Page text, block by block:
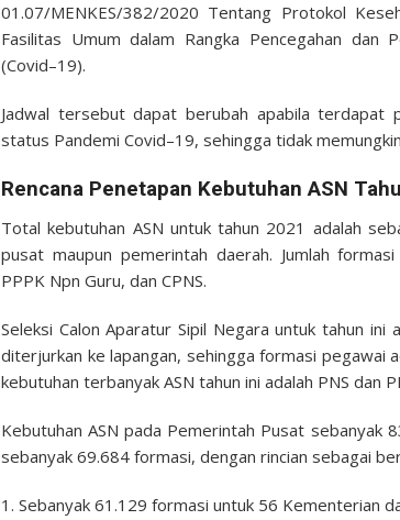
01.07/MENKES/382/2020 Tentang Protokol
Fasilitas Umumdalam Rangka Pencegahan dan
(Covid–19).
Jadwal tersebutdapat berubah apabilaterdapat
status Pandemi Covid–19, sehingga tidak
Rencana Penetapan Kebutuhan ASN
Total kebutuhan ASN untuk tahun 2021 adalah
pusat maupun pemerintah daerah. Jumlah
PPPK Npn Guru, dan CPNS.
Seleksi Calon Aparatur Sipil Negara untuk tahun ini
diterjurkan ke lapangan, sehingga formasi pegawai
kebutuhan terbanyak ASN tahun ini adalah PNS dan
Kebutuhan ASN pada Pemerintah Pusat sebanyak
sebanyak 69.684 formasi, dengan rincian sebagai
1. Sebanyak 61.129 formasi untuk 56 Kementerian